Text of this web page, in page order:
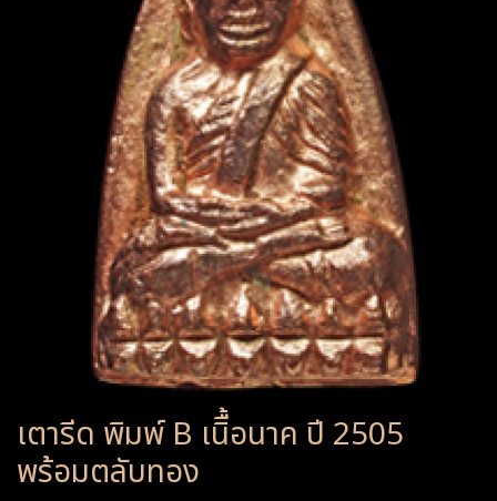
เตารีด พิมพ์ B เนิื้อนาค ปี 2505
พร้อมตลับทอง